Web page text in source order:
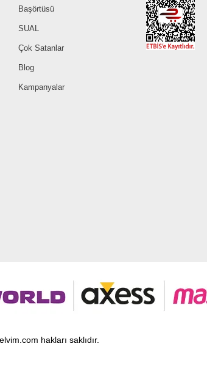
Başörtüsü
SUAL
Çok Satanlar
Blog
Kampanyalar
hakları saklıdır.